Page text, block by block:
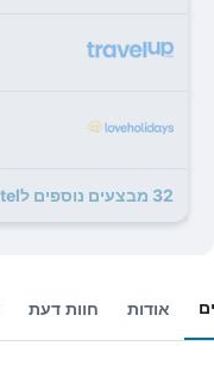
32 מבצעים נוספים לGrassmarket Hotel
אודות חוות דעת